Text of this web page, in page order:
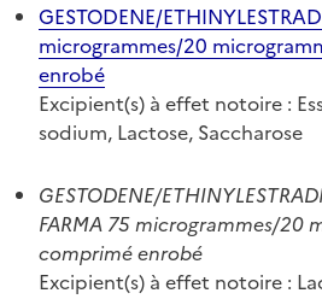
GESTODENE/
microgrammes/20
enrobé
Excipient(s) à effet notoire :
sodium, Lactose, Saccharose
GESTODENE/
FARMA 75 microgrammes/20
comprimé enrobé
Excipient(s) à effet notoire :